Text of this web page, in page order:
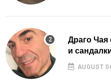
Драго Чая
и
AUGUST